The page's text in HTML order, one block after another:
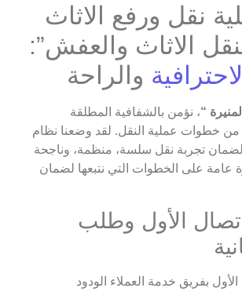
نقل ورفع الاثاث
الاثاث والعفش”:
والراحة
“، نؤمن بالشفافية المطلقة
خطوات عملية النقل. لقد وضعنا نظام
تجربة نقل سلسة، منظمة، وناجحة
عامة على الخطوات التي نتبعها لضمان
1: الاتصال الأول وطلب
بفريق خدمة العملاء الودود